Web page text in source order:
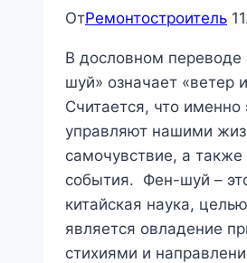
ОтРемонтостроитель
В дословном переводе
шуй» означает «ветер
Считается, что именно
управляют нашими
самочувствие, а
события. Фен-шуй –
китайская наука,
является овладение
стихиями и